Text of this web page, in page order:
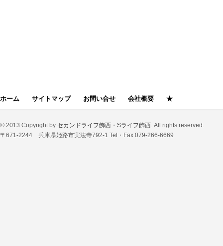
ホーム サイトマップ お問い合せ 会社概要 ★
© 2013 Copyright by セカンドライフ飾西・Sライフ飾西. All rights reserved.
〒671-2244 兵庫県姫路市実法寺792-1 Tel・Fax 079-266-6669